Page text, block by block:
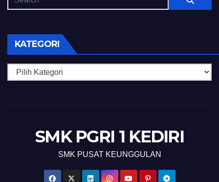
KATEGORI
Kategori
SMK PGRI 1 KEDIRI
SMK PUSAT KEUNGGULAN